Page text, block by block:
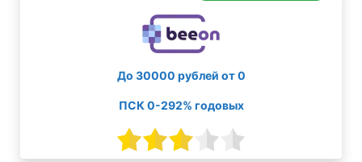
До 30000 рублей от 0
ПСК 0-292% годовых